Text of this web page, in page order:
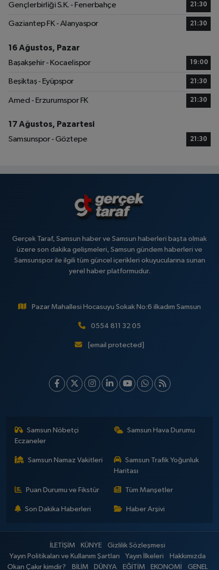
Gençlerbirliği S.K. - Fenerbahçe 21:30
Gaziantep FK - Alanyaspor 21:30
16 Ağustos, Pazar
Başakşehir - Kocaelispor
19:00
Beşiktaş - Eyüpspor 21:30
Amed - Erzurumspor FK 21:30
17 Ağustos, Pazartesi
Samsunspor - Göztepe
21:30
Gerçek Taraf, Samsun haber ve Samsun haberleri başta olmak
üzere son dakika gelişmeleri, Samsun gündem haberleri ve
Samsunspor ile ilgili tüm güncel içerikleri okuyucularına sunan
yerel haber platformudur.
Pazar Mahallesi Hocasuyu Sokak No:6 ilkadım Samsun
0554 811 32 05
[email protected]
Samsun Nöbetçi
Eczaneler
Samsun Hava Durumu
Samsun Namaz Vakitleri
Samsun Trafik Yoğunluk
Haritası
Puan Durumu ve Fikstür Tüm Manşetler
Son Dakika Haberleri Haber Arşivi
İLETİŞİM KÜNYE
Gizlilik Sözleşmesi
Yayın Politikaları ve Kullanım Şartları
Yayın İlkeleri
Hakkımızda
Okan Çakır kimdir?
BİLİM DÜNYA EĞİTİM EKONOMİ GENEL